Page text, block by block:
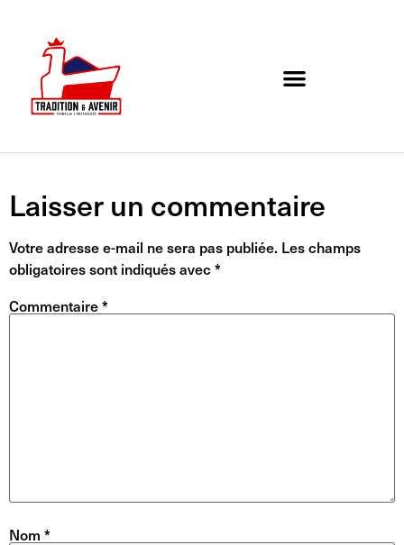
Laisser un commentaire
Votre adresse e-mail ne sera pas publiée. Les champs
obligatoires sont indiqués avec *
Commentaire*
Nom *